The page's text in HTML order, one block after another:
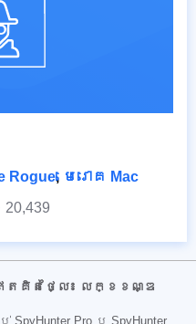
, មេរោគ Mac
20,439
ឥតគិតថ្លៃ៖ លក្ខខណ្ឌ
Pro ឬ SpyHunter